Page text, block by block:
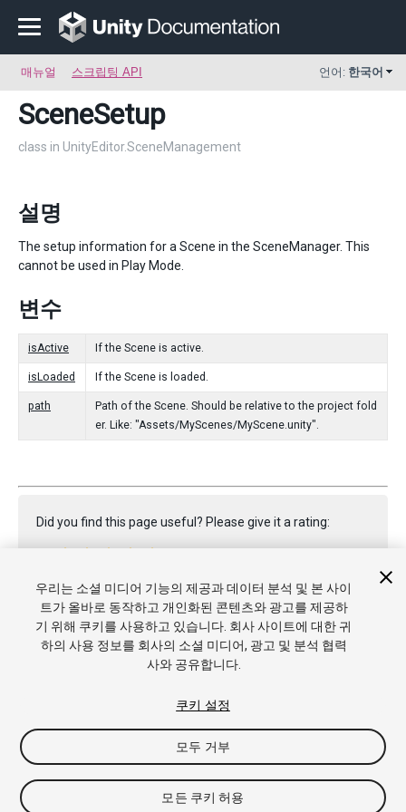
매뉴얼 스크립팅 API 언어: 한국어
SceneSetup
class in UnityEditor.SceneManagement
설명
The setup information for a Scene in the SceneManager. This
cannot be used in Play Mode.
변수
isActive If the Scene is active.
isLoaded If the Scene is loaded.
path
Path of the Scene. Should be relative to the project fold
er. Like: "Assets/MyScenes/MyScene.unity".
Did you find this page useful? Please give it a rating:
Report a problem on this page
Copyright © 2020 Unity Technologies. Publication 2020.1
튜토리얼
기술 자료
매 금지
우리는 소셜 미디어 기능의 제공과 데이터 분석 및 본 사이
트가 올바로 동작하고 개인화된 콘텐츠와 광고를 제공하
기 위해 쿠키를 사용하고 있습니다. 회사 사이트에 대한 귀
하의 사용 정보를 회사의 소셜 미디어, 광고 및 분석 협력
사와 공유합니다.
쿠키 설정
모두 거부
모든 쿠키 허용